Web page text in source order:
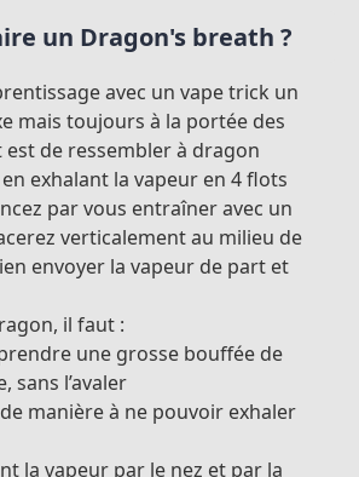
un Dragon's breath ?
avec un vape trick un
mais toujours à la portée des
de ressembler à dragon
exhalant la vapeur en 4 flots
par vous entraîner avec un
verticalement au milieu de
envoyer la vapeur de part et
il faut :
une grosse bouffée de
sans l’avaler
manière à ne pouvoir exhaler
la vapeur par le nez et par la